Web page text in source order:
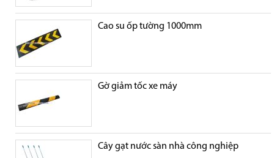
Cao su ốp tường 1000mm
Gờ giảm tốc xe máy
Cây gạt nước sàn nhà công nghiệp